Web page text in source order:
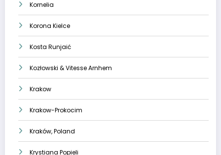
Kornelia
Korona Kielce
Kosta Runjaić
Kozłowski & Vitesse Arnhem
Krakow
Krakow-Prokocim
Kraków, Poland
Krystiana Popieli